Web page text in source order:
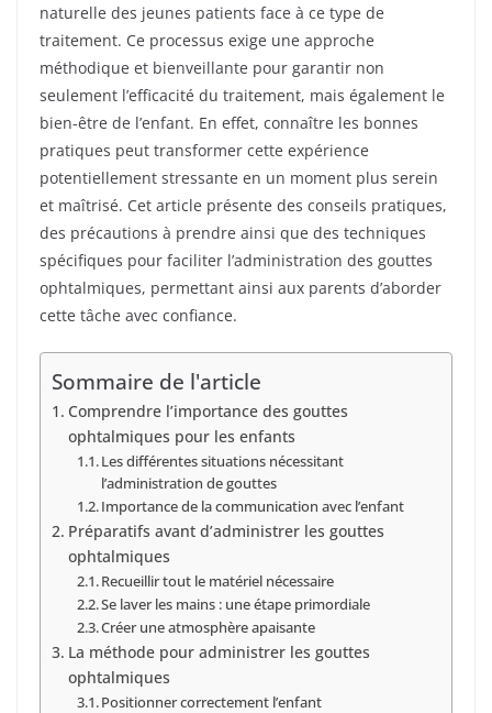
naturelle des jeunes patients face à ce type de
traitement. Ce processus exige une approche
méthodique et bienveillante pour garantir non
seulement l’efficacité du traitement, mais également le
bien-être de l’enfant. En effet, connaître les bonnes
pratiques peut transformer cette expérience
potentiellement stressante en un moment plus serein
et maîtrisé. Cet article présente des conseils pratiques,
des précautions à prendre ainsi que des techniques
spécifiques pour faciliter l’administration des gouttes
ophtalmiques, permettant ainsi aux parents d’aborder
cette tâche avec confiance.
Sommaire de l'article
Comprendre l’importance des gouttes
ophtalmiques pour les enfants
Les différentes situations nécessitant
l’administration de gouttes
Importance de la communication avec l’enfant
Préparatifs avant d’administrer les gouttes
ophtalmiques
Recueillir tout le matériel nécessaire
Se laver les mains : une étape primordiale
Créer une atmosphère apaisante
La méthode pour administrer les gouttes
ophtalmiques
Positionner correctement l’enfant